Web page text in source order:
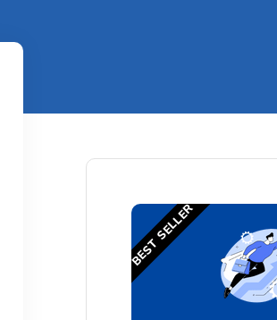
BEST SELLER